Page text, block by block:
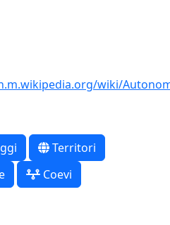
wiki/
Territori
Coevi